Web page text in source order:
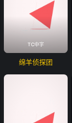
TC中字
绵羊侦探团